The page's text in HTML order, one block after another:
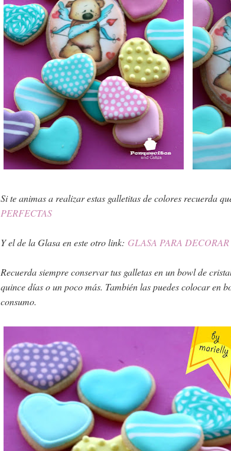
Si te animas a realizar estas galletitas de colores recuerda
PERFECTAS
Y el de la Glasa en este otro link: GLASA PARA
Recuerda siempre conservar tus galletas en un bowl de
quince días o un poco más. También las puedes colocar en
consumo.